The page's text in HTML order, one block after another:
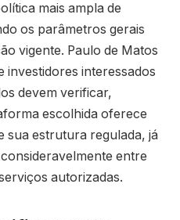
mais ampla de
os parâmetros gerais
vigente. Paulo de Matos
investidores interessados
devem verificar,
escolhida oferece
sua estrutura regulada, já
entre
autorizadas.